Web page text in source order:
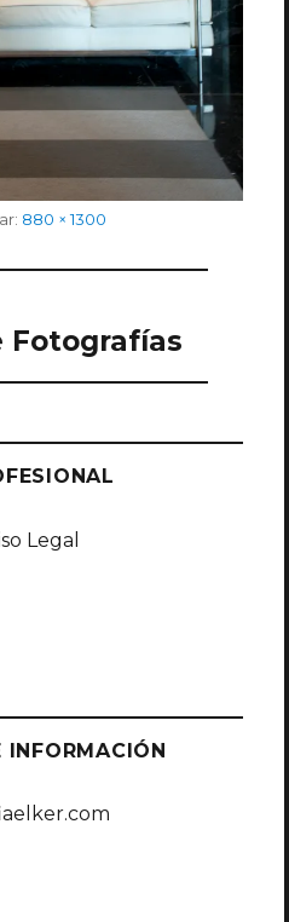
completo
880 × 1300
Fotografías
Legal
INFORMACIÓN